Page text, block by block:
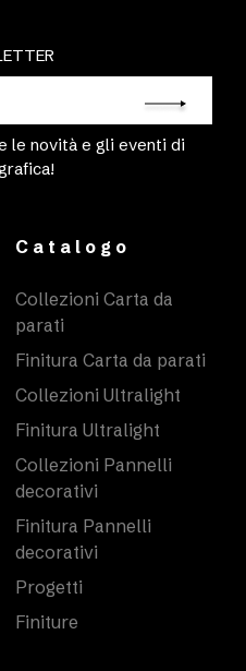
le novità e gli eventi di
Catalogo
Collezioni Carta da
parati
Finitura Carta da parati
Collezioni Ultralight
Finitura Ultralight
Collezioni Pannelli
decorativi
Finitura Pannelli
decorativi
Progetti
Finiture